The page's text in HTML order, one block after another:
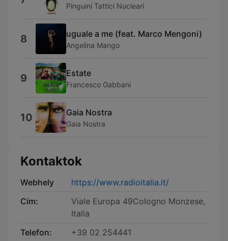
Pinguini Tattici Nucleari
8 uguale a me (feat. Marco Mengoni)
Angelina Mango
9 Estate
Francesco Gabbani
10 Gaia Nostra
Gaia Nostra
Kontaktok
Webhely
https://www.radioitalia.it/
Cím:
Viale Europa 49Cologno Monzese,
Italia
Telefon:
+39 02 254441